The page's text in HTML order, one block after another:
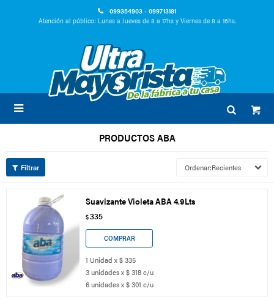
099354903 - 099713181
Atención al público: Lunes a Jueves de 8 a 17hs y Viernes de 8 a 16hs.

PRODUCTOS ABA
Recientes
Suavizante Violeta ABA 4.9Lts
$335
1 Unidad x $ 335
3 unidades x $ 318 c/u
6 unidades x $ 301 c/u